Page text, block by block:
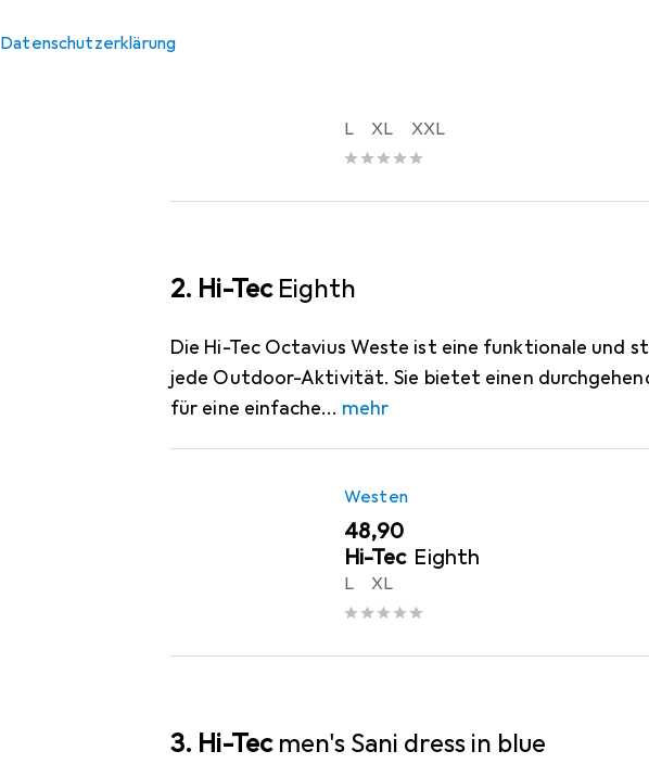
Datenschutzerklärung
L XL XXL
2. Hi-TecEighth
Die Hi-Tec Octavius Weste ist eine funktionale und
jede Outdoor-Aktivität. Sie bietet einen
für eine einfache
mehr
Westen
EUR
48,90
Hi-Tec Eighth
L XL
3. Hi-Tecmen's Sani dress in blue